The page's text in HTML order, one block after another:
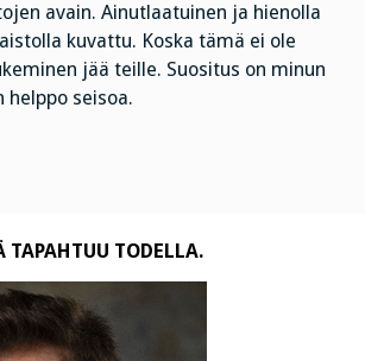
avain. Ainutlaatuinen ja hienolla
kuvattu. Koska tämä ei ole
jää teille. Suositus on minun
helppo seisoa.
TAPAHTUU TODELLA.